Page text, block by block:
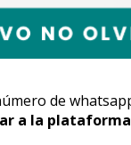
de
a la